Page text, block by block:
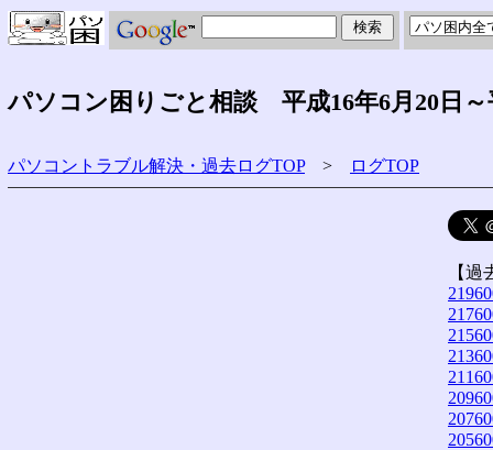
パソコン困りごと相談 平成16年6月20日～
パソコントラブル解決・過去ログTOP> ログTOP
【